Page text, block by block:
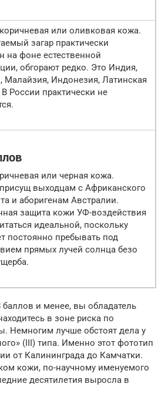
или оливковая кожа.
загар практически
на фоне естественной
обгорают редко. Это Индия,
Малайзия, Индонезия, Латинская
России практически не
или черная кожа.
выходцам с Африканского
и аборигенам Австралии.
защита кожи УФ-воздействия
идеальной, поскольку
постоянно пребывать под
прямых лучей солнца безо
и менее, вы обладатель
в зоне риска по
Немногим лучше обстоят дела у
(III) типа. Именно этот фототип
от Калининграда до Камчатки.
кожи, по-научному именуемого
десятилетия выросла в